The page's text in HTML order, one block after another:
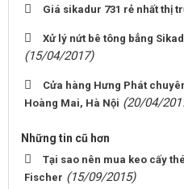
Giá sikadur 731 rẻ nhất thị
Xử lý nứt bê tông bẳng
(15/04/2017)
Cửa hàng Hưng Phát
Hoàng Mai, Hà Nội (20/04/
Những tin cũ hơn
Tại sao nên mua keo cấy
Fischer (15/09/2015)